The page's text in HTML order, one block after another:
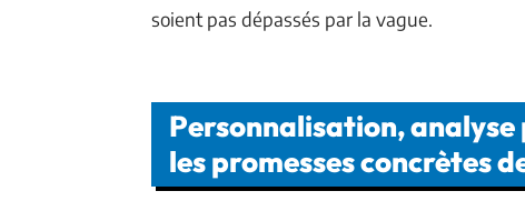
soient pas dépassés par la vague.
Personnalisation,
les promesses concrètes